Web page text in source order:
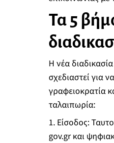
Τα 5
Η νέα διαδικασία
σχεδιαστεί για
γραφειοκρατία
ταλαιπωρία:
1. Είσοδος:
gov.gr και